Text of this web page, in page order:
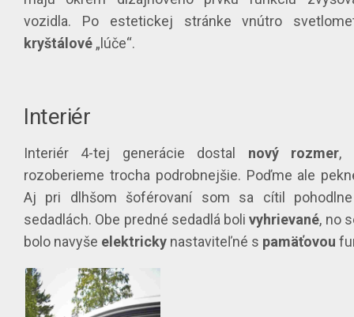
vozidla. Po estetickej stránke vnútro
kryštálové „lúče“.
Interiér
Interiér 4-tej generácie dostal nový rozmer,
rozoberieme trocha podrobnejšie. Poďme ale
Aj pri dlhšom šoférovaní som sa cítil
sedadlách. Obe predné sedadlá bolivyhrievané, no
bolo navyše elektricky nastaviteľné s pamäťovou